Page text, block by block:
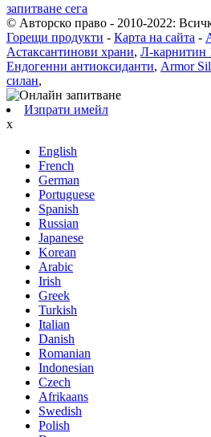
запитване сега
© Авторско право - 2010-2022:
Горещи продукти - Карта на сайта -
Астаксантинови храни, Л-карнитин
Ендогенни антиоксиданти, Armor
силан,
Изпрати имейл
x
English
French
German
Portuguese
Spanish
Russian
Japanese
Korean
Arabic
Irish
Greek
Turkish
Italian
Danish
Romanian
Indonesian
Czech
Afrikaans
Swedish
Polish